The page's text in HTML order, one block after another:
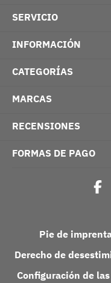
SERVICIO
INFORMACIÓN
CATEGORÍAS
MARCAS
RECENSIONES
FORMAS DE PAGO
Pie de
Derecho de
Configuración de